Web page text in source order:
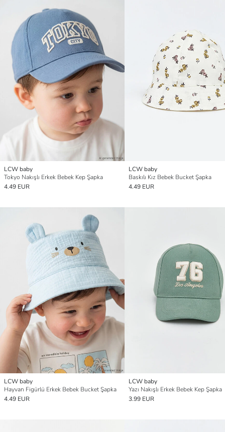
LCW baby
Tokyo Nakışlı Erkek Bebek Kep Şapka
4.49 EUR
LCW baby
Baskılı Kız Bebek Bucket Şapka
4.49 EUR
LCW baby
Hayvan Figürlü Erkek Bebek Bucket Şapka
4.49 EUR
LCW baby
Yazı Nakışlı Erkek Bebek Kep Şapka
3.99 EUR